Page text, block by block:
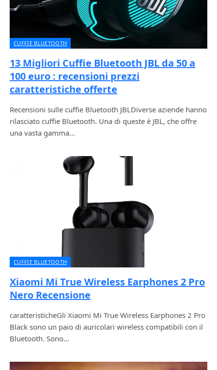
CUFFIE BLUETOOTH
13 Migliori Cuffie Bluetooth JBL da 50 a
100 euro : recensioni prezzi
caratteristiche offerte
Recensioni sulle cuffie Bluetooth JBLDiverse aziende hanno
rilasciato cuffie Bluetooth. Una di queste è JBL, che offre
una vasta gamma…
CUFFIE BLUETOOTH
Xiaomi Mi True Wireless Earphones 2 Pro
Nero Recensione
caratteristicheGli Xiaomi Mi True Wireless Earphones 2 Pro
Black sono un paio di auricolari wireless compatibili con il
Bluetooth. Sono…